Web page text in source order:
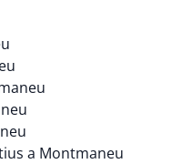
a Montmaneu